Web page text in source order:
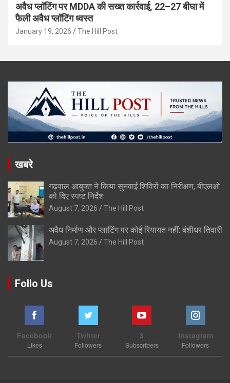
अवैध प्लॉटिंग पर MDDA की सख्त कार्रवाई, 22–27 बीघा में
फैली अवैध प्लॉटिंग ध्वस्त
January 19, 2026 The Hill Post
खबरे
गढ़वाल आयुक्त ने किया सुनवाई शिविरों का निरीक्षण, बीएलओ
को दिए स्पष्ट निर्देश
August 7, 2026 The Hill Post
अवैध निर्माण और प्लाटिंग पर कोई रियायत नहीं: बंशीधर तिवारी
August 7, 2026 The Hill Post
Follo Us
Facebook
Likes
Twitter
Followers
3
Subscribers
Instagram
Followers